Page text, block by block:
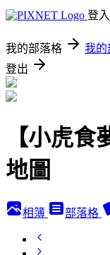
登入
我的部落格 我的
登出
【小虎
地圖
相簿 部落格